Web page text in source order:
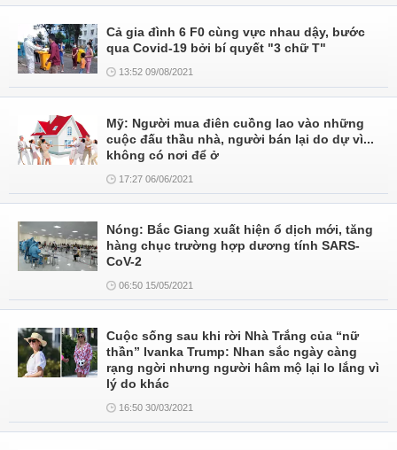
Cả gia đình 6 F0 cùng vực nhau dậy, bước
qua Covid-19 bởi bí quyết "3 chữ T"
13:52 09/08/2021
Mỹ: Người mua điên cuồng lao vào những
cuộc đấu thầu nhà, người bán lại do dự vì...
không có nơi để ở
17:27 06/06/2021
Nóng: Bắc Giang xuất hiện ổ dịch mới, tăng
hàng chục trường hợp dương tính SARS-
CoV-2
06:50 15/05/2021
Cuộc sống sau khi rời Nhà Trắng của “nữ
thần” Ivanka Trump: Nhan sắc ngày càng
rạng ngời nhưng người hâm mộ lại lo lắng vì
lý do khác
16:50 30/03/2021